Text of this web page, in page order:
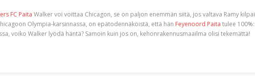
FC Paita Walker voi voittaa Chicagon, se on paljon enemmän siitä, jos valtava Ramy
Olympia-karsinnassa, on epätodennäköistä, että hän Feyenoord Paita tulee
voiko Walker lyödä häntä? Samoin kuin jos on, kehonrakennusmaailma olisi tekemättä!